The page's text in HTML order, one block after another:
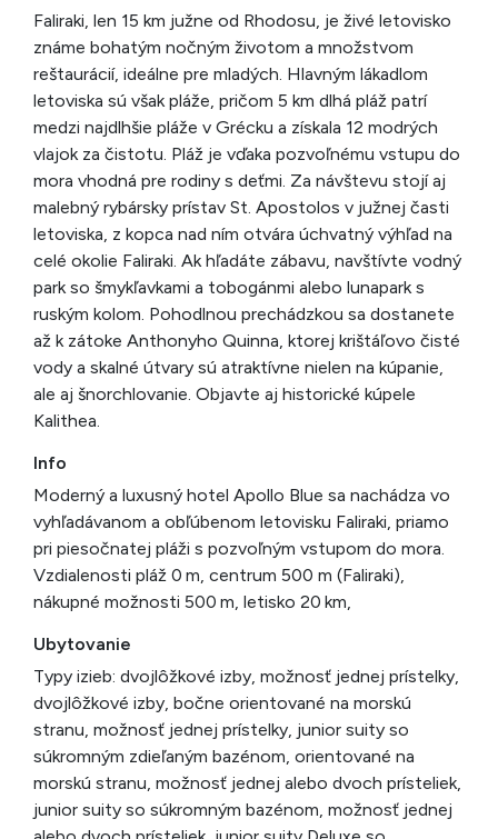
Faliraki, len 15 km južne od Rhodosu, je živé letovisko
známe bohatým nočným životom a množstvom
reštaurácií, ideálne pre mladých. Hlavným lákadlom
letoviska sú však pláže, pričom 5 km dlhá pláž patrí
medzi najdlhšie pláže v Grécku a získala 12 modrých
vlajok za čistotu. Pláž je vďaka pozvoľnému vstupu do
mora vhodná pre rodiny s deťmi. Za návštevu stojí aj
malebný rybársky prístav St. Apostolos v južnej časti
letoviska, z kopca nad ním otvára úchvatný výhľad na
celé okolie Faliraki. Ak hľadáte zábavu, navštívte vodný
park so šmykľavkami a tobogánmi alebo lunapark s
ruským kolom. Pohodlnou prechádzkou sa dostanete
až k zátoke Anthonyho Quinna, ktorej krištáľovo čisté
vody a skalné útvary sú atraktívne nielen na kúpanie,
ale aj šnorchlovanie. Objavte aj historické kúpele
Kalithea.
Info
Moderný a luxusný hotel Apollo Blue sa nachádza vo
vyhľadávanom a obľúbenom letovisku Faliraki, priamo
pri piesočnatej pláži s pozvoľným vstupom do mora.
Vzdialenosti pláž 0 m, centrum 500 m (Faliraki),
nákupné možnosti 500 m, letisko 20 km,
Ubytovanie
Typy izieb: dvojlôžkové izby, možnosť jednej prístelky,
dvojlôžkové izby, bočne orientované na morskú
stranu, možnosť jednej prístelky, junior suity so
súkromným zdieľaným bazénom, orientované na
morskú stranu, možnosť jednej alebo dvoch prísteliek,
junior suity so súkromným bazénom, možnosť jednej